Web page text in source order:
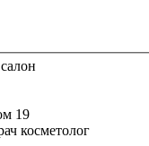
19
косметолог